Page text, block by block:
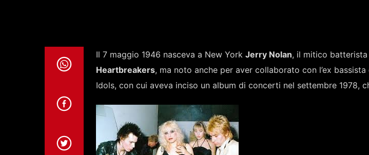
Il 7 maggio 1946 nasceva a New York Jerry Nolan, il mitico
Heartbreakers, ma noto anche per aver collaborato con l’ex bassista
Idols, con cui aveva inciso un album di concerti nel settembre 1978,